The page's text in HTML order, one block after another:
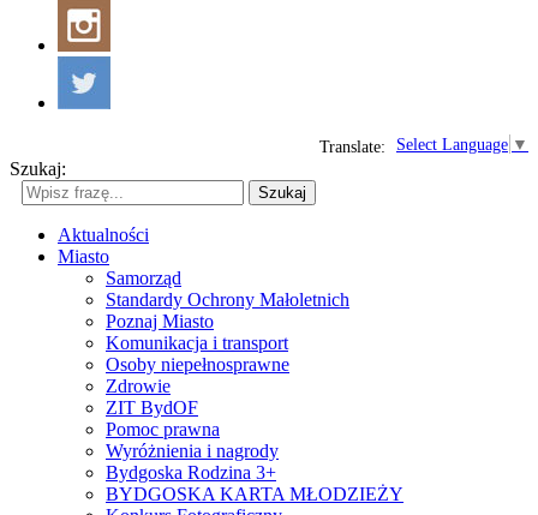
Select Language ▼
Translate:
Szukaj:
Szukaj
Aktualności
Miasto
Samorząd
Standardy Ochrony Małoletnich
Poznaj Miasto
Komunikacja i transport
Osoby niepełnosprawne
Zdrowie
ZIT BydOF
Pomoc prawna
Wyróżnienia i nagrody
Bydgoska Rodzina 3+
BYDGOSKA KARTA MŁODZIEŻY